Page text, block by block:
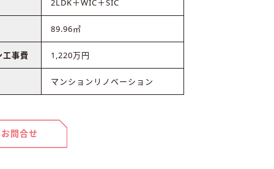
2LDK＋WIC＋SIC
89.96㎡
工事費 1,220万円
マンションリノベーション
お問合せ